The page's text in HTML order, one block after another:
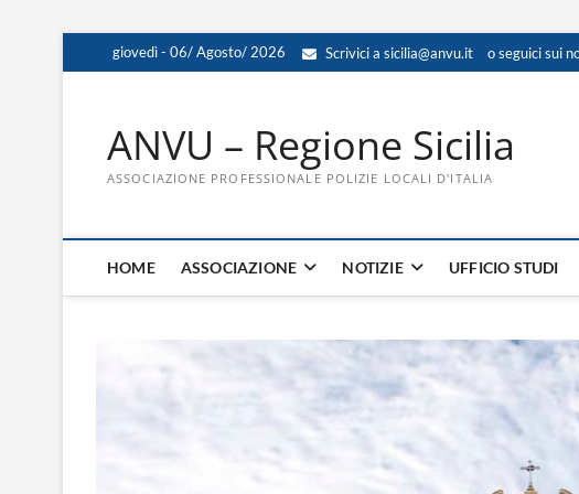
to
giovedì - 06/ Agosto/ 2026 Scrivici a sicilia@anvu.it o seguici sui
ANVU – Regione Sicilia
ASSOCIAZIONE PROFESSIONALE POLIZIE LOCALI D'ITALIA
HOME ASSOCIAZIONE NOTIZIE UFFICIO STUDI